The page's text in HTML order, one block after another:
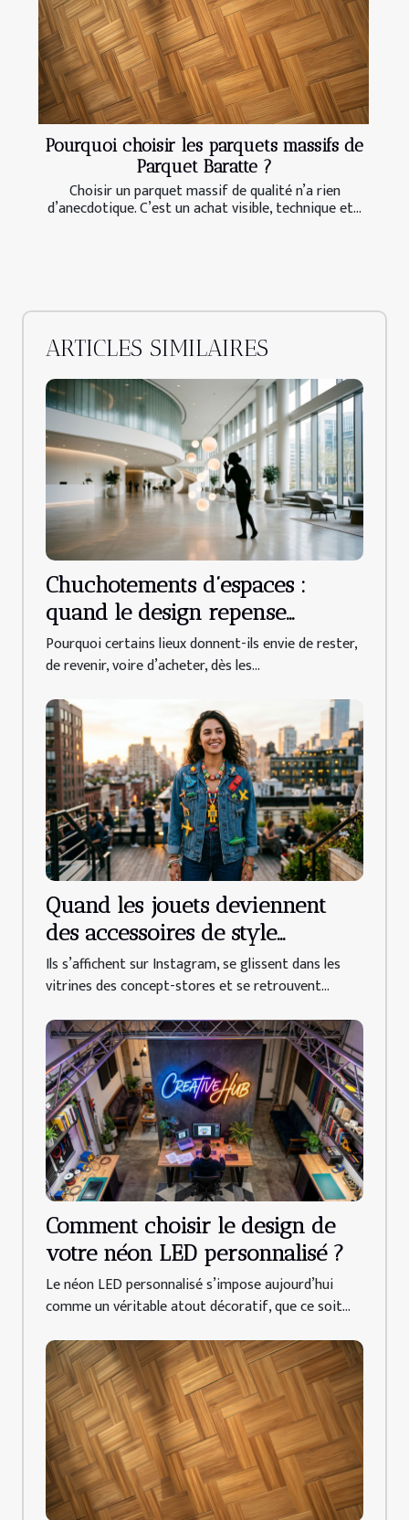
Pourquoi choisir les parquets massifs de
Parquet Baratte ?
Choisir un parquet massif de qualité n’a rien
d’anecdotique. C’est un achat visible, technique et...
ARTICLES SIMILAIRES
Chuchotements d’espaces :
quand le design repense
l’accueil client
Pourquoi certains lieux donnent-ils envie de rester,
de revenir, voire d’acheter, dès les...
Quand les jouets deviennent
des accessoires de style
inattendus
Ils s’affichent sur Instagram, se glissent dans les
vitrines des concept-stores et se retrouvent...
Comment choisir le design de
votre néon LED personnalisé ?
Le néon LED personnalisé s’impose aujourd’hui
comme un véritable atout décoratif, que ce soit...